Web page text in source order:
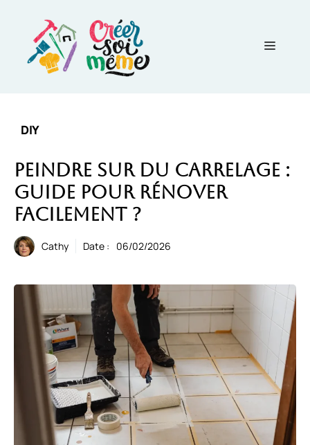
contenu
Menu
DIY
Peindre sur du carrelage :
Guide pour rénover
facilement ?
Cathy Date : 06/02/2026